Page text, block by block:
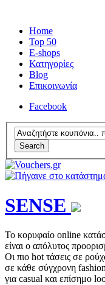
Home
Top 50
E-shops
Κατηγορίες
Blog
Επικοινωνία
Facebook
Search
SENSE
To κορυφαίο online
είναι ο απόλυτος
Οι πιο hot τάσεις σε
σε κάθε σύγχρονη
για casual και επίσημο